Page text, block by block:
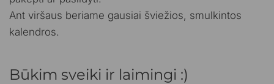
Ant viršaus beriame gausiai šviežios, smulkintos
kalendros.
Būkim sveiki ir laimingi :)